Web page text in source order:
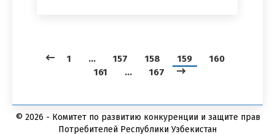
1 … 157 158 159
160
161
… 167
© 2026 - Комитет по развитию конкуренции и защите прав
Потребителей Республики Узбекистан